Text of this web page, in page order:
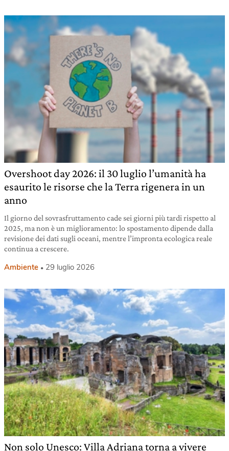
Overshoot day 2026: il 30 luglio l’umanità ha
esaurito le risorse che la Terra rigenera in un
anno
Il giorno del sovrasfruttamento cade sei giorni più tardi rispetto al
2025, ma non è un miglioramento: lo spostamento dipende dalla
revisione dei dati sugli oceani, mentre l’impronta ecologica reale
continua a crescere.
Ambiente 29 luglio 2026
Non solo Unesco: Villa Adriana torna a vivere